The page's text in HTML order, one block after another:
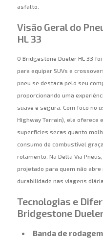
asfalto.
Visão Geral do
HL 33
O Bridgestone Dueler HL 33
para equipar SUVs e
pneu se destaca pelo seu
proporcionando uma
suave e segura. Com foco no
Highway Terrain), ele oferece
superfícies secas quanto
consumo de combustível
rolamento. Na Della Via
projetado para quem não abre
durabilidade nas viagens
Tecnologias e
Bridgestone
Banda de